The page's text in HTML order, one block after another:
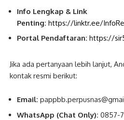
Info Lengkap & Link
Penting: https://linktr.ee/
Portal Pendaftaran: https://
Jika ada pertanyaan lebih lanjut,
kontak resmi berikut:
Email:
WhatsApp (Chat Only): 0857-